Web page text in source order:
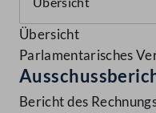
Übersicht
Parlamentarisches
Bericht des